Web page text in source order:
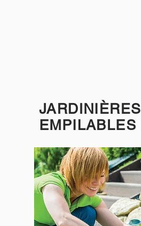
JARDINIÈRES
EMPILABLES